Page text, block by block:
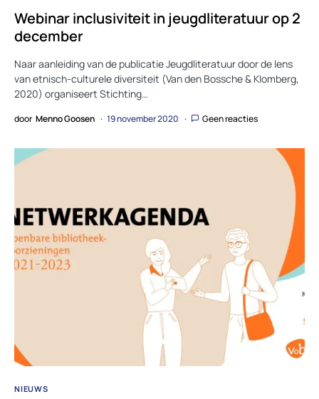
Webinar inclusiviteit in jeugdliteratuur op 2
december
Naar aanleiding van de publicatie Jeugdliteratuur door de lens
van etnisch-culturele diversiteit (Van den Bossche & Klomberg,
2020) organiseert Stichting…
door Menno Goosen 19 november 2020 Geen reacties
NIEUWS